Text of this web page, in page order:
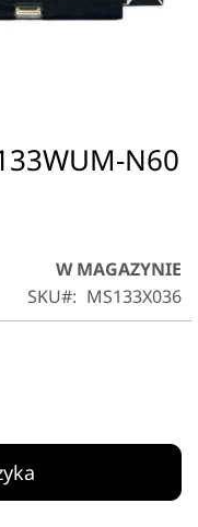
N60
W MAGAZYNIE
SKU
MS133X036